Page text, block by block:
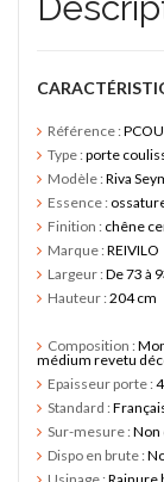
Référence :
Type : porte
Modèle : Riva
Essence :
Finition : chêne
Marque : REIVILO
Largeur : De 73 à
Hauteur : 204 cm
Composition :
médium revetu
Epaisseur porte :
Standard :
Sur-mesure : Non
Dispo en brute :